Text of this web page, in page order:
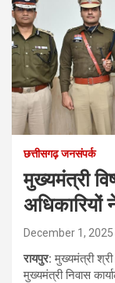
छत्तीसगढ़ जनसंपर्क
मुख्यमंत्री
December 1, 2025
रायपुर:मुख्यमंत्री
मुख्यमंत्री निवास